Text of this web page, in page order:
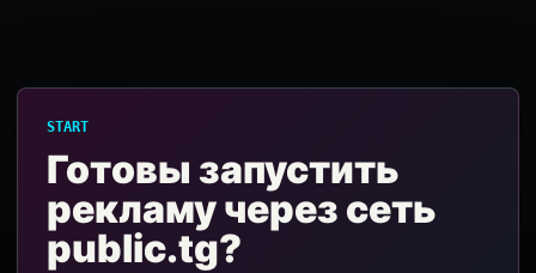
START
Готовы запустить
рекламу через сеть
public.tg?